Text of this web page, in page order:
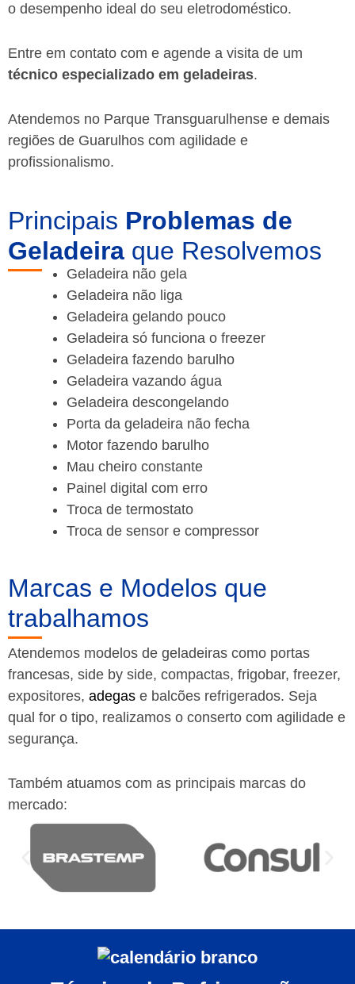
o desempenho ideal do seu eletrodoméstico.
Entre em contato com e agende a visita de um
técnico especializado em geladeiras.
Atendemos no Parque Transguarulhense e demais
regiões de Guarulhos com agilidade e
profissionalismo.
Principais Problemas de
Geladeira que Resolvemos
Geladeira não gela
Geladeira não liga
Geladeira gelando pouco
Geladeira só funciona o freezer
Geladeira fazendo barulho
Geladeira vazando água
Geladeira descongelando
Porta da geladeira não fecha
Motor fazendo barulho
Mau cheiro constante
Painel digital com erro
Troca de termostato
Troca de sensor e compressor
Marcas e Modelos que
trabalhamos
Atendemos modelos de geladeiras como portas
francesas, side by side, compactas, frigobar, freezer,
expositores, adegas e balcões refrigerados. Seja
qual for o tipo, realizamos o conserto com agilidade e
segurança.
Também atuamos com as principais marcas do
mercado: